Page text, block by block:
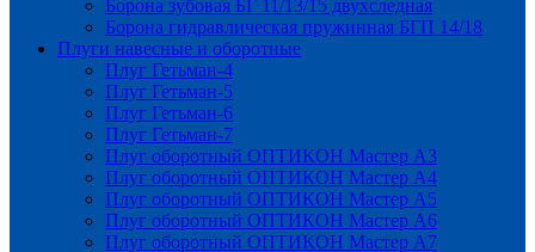
Борона зубовая БГ 11/13/15 двухследная
Борона гидравлическая пружинная БГП 14/18
Плуги навесные и оборотные
Плуг Гетьман-4
Плуг Гетьман-5
Плуг Гетьман-6
Плуг Гетьман-7
Плуг оборотный ОПТИКОН Мастер А3
Плуг оборотный ОПТИКОН Мастер А4
Плуг оборотный ОПТИКОН Мастер А5
Плуг оборотный ОПТИКОН Мастер А6
Плуг оборотный ОПТИКОН Мастер А7